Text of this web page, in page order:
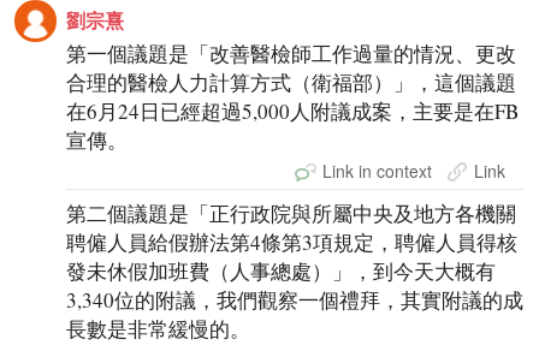
劉宗熹
第一個議題是「改善醫檢師工作過量的情況、更改
合理的醫檢人力計算方式（衛福部）」，這個議題
在6月24日已經超過5,000人附議成案，主要是在FB
宣傳。
Link in context Link
第二個議題是「正行政院與所屬中央及地方各機關
聘僱人員給假辦法第4條第3項規定，聘僱人員得核
發未休假加班費（人事總處）」，到今天大概有
3,340位的附議，我們觀察一個禮拜，其實附議的成
長數是非常緩慢的。